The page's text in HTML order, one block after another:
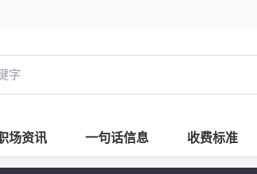
场资讯 一句话信息 收费标准